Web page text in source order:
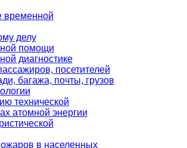
временной
делу
помощи
диагностике
посетителей
багажа, почты, грузов
технической
атомной энергии
в населенных